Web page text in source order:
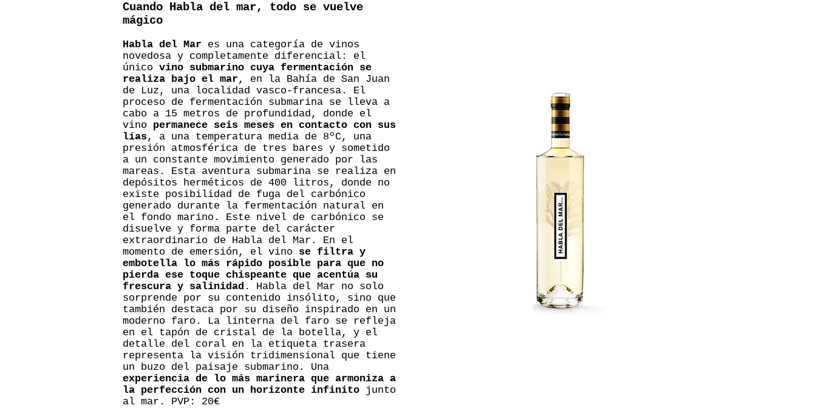
Cuando Habla del mar, todo se vuelve
mágico
Habla del Mar es una categoría de vinos
novedosa y completamente diferencial: el
único vino submarino cuya fermentación se
realiza bajo el mar , en la Bahía de San Juan
de Luz, una localidad vasco-francesa. El
proceso de fermentación submarina se lleva a
cabo a 15 metros de profundidad, donde el
vino permanece seis meses en contacto con sus
lías, a una temperatura media de 8ºC, una
presión atmosférica de tres bares y sometido
a un constante movimiento generado por las
mareas. Esta aventura submarina se realiza en
depósitos herméticos de 400 litros, donde no
existe posibilidad de fuga del carbónico
generado durante la fermentación natural en
el fondo marino. Este nivel de carbónico se
disuelve y forma parte del carácter
extraordinario de Habla del Mar. En el
momento de emersión, el vino se filtra y
embotella lo más rápido posible para que no
pierda ese toque chispeante que acentúa su
frescura y salinidad . Habla del Mar no solo
sorprende por su contenido insólito, sino que
también destaca por su diseño inspirado en un
moderno faro. La linterna del faro se refleja
en el tapón de cristal de la botella, y el
detalle del coral en la etiqueta trasera
representa la visión tridimensional que tiene
un buzo del paisaje submarino. Una
experiencia de lo más marinera que armoniza a
la perfección con un horizonte infinito junto
al mar. PVP: 20€